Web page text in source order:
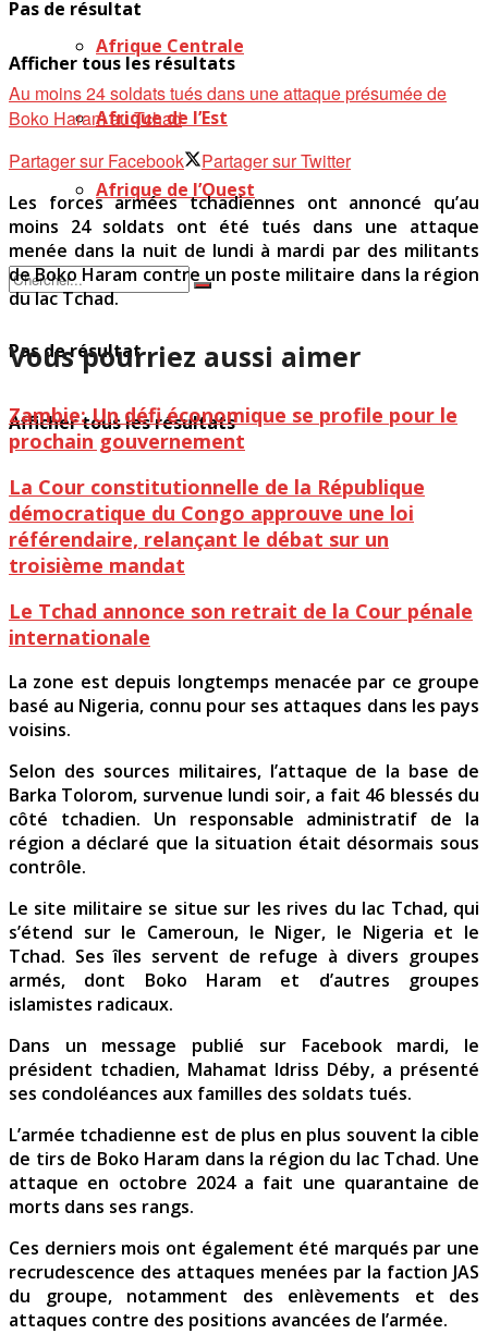
Pas de résultat
Afficher tous les résultats
Afrique Centrale
Afrique de l’Est
Afrique de l’Ouest
Pas de résultat
Afficher tous les résultats
Au moins 24 soldats tués dans une attaque présumée de
Boko Haram au Tchad
Partager sur Facebook
Partager sur Twitter
Les forces armées tchadiennes ont annoncé qu’au
moins 24 soldats ont été tués dans une attaque
menée dans la nuit de lundi à mardi par des militants
de Boko Haram contre un poste militaire dans la région
du lac Tchad.
Vous pourriez aussi aimer
Zambie: Un défi économique se profile pour le
prochain gouvernement
La Cour constitutionnelle de la République
démocratique du Congo approuve une loi
référendaire, relançant le débat sur un
troisième mandat
Le Tchad annonce son retrait de la Cour pénale
internationale
La zone est depuis longtemps menacée par ce groupe
basé au Nigeria, connu pour ses attaques dans les pays
voisins.
Selon des sources militaires, l’attaque de la base de
Barka Tolorom, survenue lundi soir, a fait 46 blessés du
côté tchadien. Un responsable administratif de la
région a déclaré que la situation était désormais sous
contrôle.
Le site militaire se situe sur les rives du lac Tchad, qui
s’étend sur le Cameroun, le Niger, le Nigeria et le
Tchad. Ses îles servent de refuge à divers groupes
armés, dont Boko Haram et d’autres groupes
islamistes radicaux.
Dans un message publié sur Facebook mardi, le
président tchadien, Mahamat Idriss Déby, a présenté
ses condoléances aux familles des soldats tués.
L’armée tchadienne est de plus en plus souvent la cible
de tirs de Boko Haram dans la région du lac Tchad. Une
attaque en octobre 2024 a fait une quarantaine de
morts dans ses rangs.
Ces derniers mois ont également été marqués par une
recrudescence des attaques menées par la faction JAS
du groupe, notamment des enlèvements et des
attaques contre des positions avancées de l’armée.